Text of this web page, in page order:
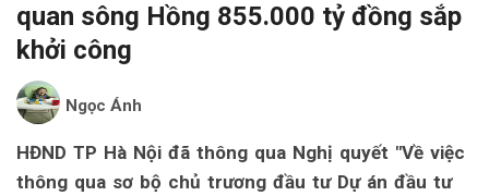
quan sông Hồng 855.000 tỷ đồng sắp
khởi công
Ngọc Ánh
HĐND TP Hà Nội đã thông qua Nghị quyết "Về việc
thông qua sơ bộ chủ trương đầu tư Dự án đầu tư